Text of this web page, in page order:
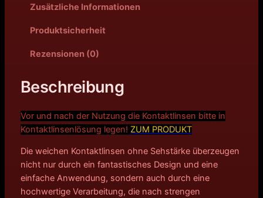
Zusätzliche Informationen
Produktsicherheit
Rezensionen (0)
Beschreibung
Vor und nach der Nutzung die Kontaktlinsen bitte in
Kontaktlinsenlösung legen! ZUM PRODUKT
Die weichen Kontaktlinsen ohne Sehstärke überzeugen
nicht nur durch ein fantastisches Design und eine
einfache Anwendung, sondern auch durch eine
hochwertige Verarbeitung, die nach strengen